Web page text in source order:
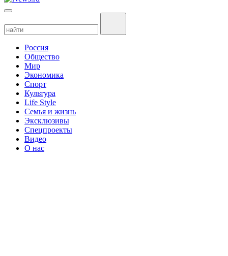
Россия
Общество
Мир
Экономика
Спорт
Культура
Life Style
Семья и жизнь
Эксклюзивы
Спецпроекты
Видео
О нас